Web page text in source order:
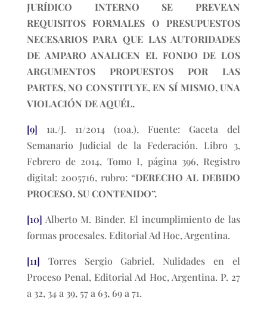
JURÍDICO INTERNO SE PREVEAN
REQUISITOS FORMALES O PRESUPUESTOS
NECESARIOS PARA QUE LAS AUTORIDADES
DE AMPARO ANALICEN EL FONDO DE LOS
ARGUMENTOS PROPUESTOS POR LAS
PARTES, NO CONSTITUYE, EN SÍ MISMO, UNA
VIOLACIÓN DE AQUÉL.
[9] 1a./J. 11/2014 (10a.), Fuente: Gaceta del
Semanario Judicial de la Federación. Libro 3,
Febrero de 2014, Tomo I, página 396, Registro
digital: 2005716, rubro: “DERECHO AL DEBIDO
PROCESO. SU CONTENIDO”.
[10] Alberto M. Binder. El incumplimiento de las
formas procesales. Editorial Ad Hoc, Argentina.
[11] Torres Sergio Gabriel. Nulidades en el
Proceso Penal, Editorial Ad Hoc, Argentina. P. 27
a 32, 34 a 39, 57 a 63, 69 a 71.